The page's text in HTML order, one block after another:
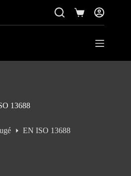
Panier
13688
EN ISO 13688